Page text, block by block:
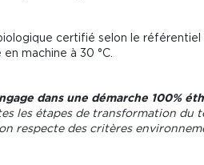
certifié selon le référentiel
machine à 30 °C.
dans une démarche 100%
les étapes de transformation du
respecte des critères